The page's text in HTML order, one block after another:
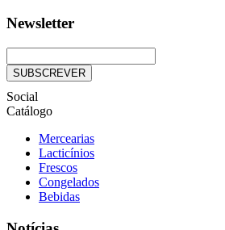
Newsletter
Social
Catálogo
Mercearias
Lacticínios
Frescos
Congelados
Bebidas